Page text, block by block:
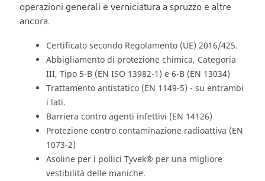
operazioni generali e verniciatura a spruzzo e altre
ancora.
Certificato secondo Regolamento (UE) 2016/425.
Abbigliamento di protezione chimica, Categoria
III, Tipo 5-B (EN ISO 13982-1) e 6-B (EN 13034)
Trattamento antistatico (EN 1149-5) - su entrambi
i lati.
Barriera contro agenti infettivi (EN 14126)
Protezione contro contaminazione radioattiva (EN
1073-2)
Asoline per i pollici Tyvek® per una migliore
vestibilità delle maniche.